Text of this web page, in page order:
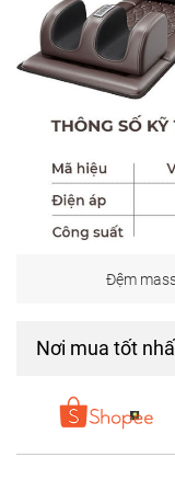
Đệm
Nơi mua tốt